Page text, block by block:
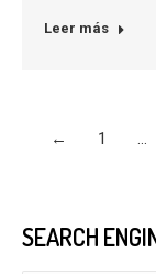
Leer más
← 1 …
SEARCH